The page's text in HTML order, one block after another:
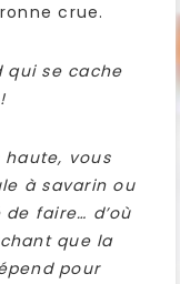
crue.
qui se cache
haute, vous
à savarin ou
faire… d’où
que la
pour